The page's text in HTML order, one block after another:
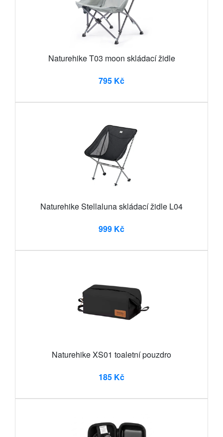
Naturehike T03 moon skládací židle
795 Kč
Naturehike Stellaluna skládací židle L04
999 Kč
Naturehike XS01 toaletní pouzdro
185 Kč